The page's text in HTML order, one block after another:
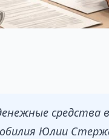
средства
Юлии